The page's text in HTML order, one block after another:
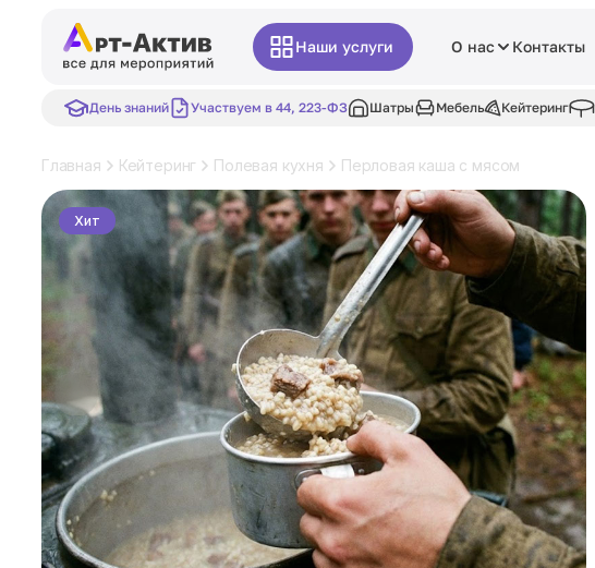
Наши услуги О нас Контакты
День знаний Участвуем в 44, 223-ФЗ Шатры Мебель Кейтеринг
Главная Кейтеринг Полевая кухня Перловая каша с мясом
Хит